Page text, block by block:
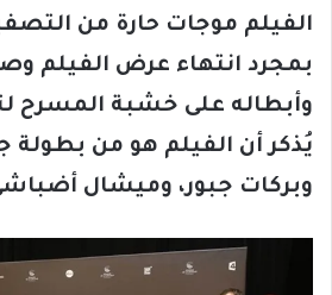
الفيلم موجات حارة من
بمجرد انتهاء عرض الفيلم
وأبطاله على خشبة المسرح
يُذكر أن الفيلم هو من بطولة
وبركات جبور، وميشال